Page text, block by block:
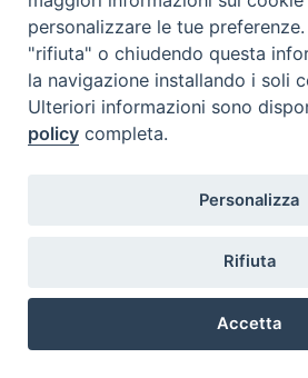
Ufficio Amministrativo, Ufficio Economato)
personalizzare le tue
"rifiuta" o chiudendo questa
la navigazione installando i soli
Ulteriori informazioni sono
policy completa.
Personalizza
Rifiuta
Accetta